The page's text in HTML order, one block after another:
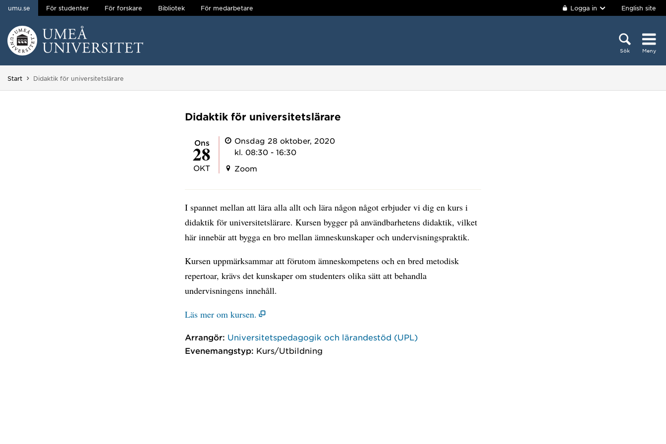
Hoppa direkt till innehållet
umu.se För studenter För forskare Bibliotek För medarbetare Logga in English site
Sök Meny
Huvudmenyn dold.
Start Du är här:
Didaktik för universitetslärare
Didaktik för universitetslärare
ons
28
OKT
Onsdag 28 oktober, 2020
kl. 08:30 - 16:30
Zoom
I spannet mellan att lära alla allt och lära någon något erbjuder vi dig en kurs i
didaktik för universitetslärare. Kursen bygger på användbarhetens didaktik, vilket
här innebär att bygga en bro mellan ämneskunskaper och undervisningspraktik.
Kursen uppmärksammar att förutom ämneskompetens och en bred metodisk
repertoar, krävs det kunskaper om studenters olika sätt att behandla
undervisningens innehåll.
Läs mer om kursen.
Arrangör: Universitetspedagogik och lärandestöd (UPL)
Evenemangstyp: Kurs/Utbildning